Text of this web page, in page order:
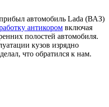
автомобиль Lada (ВАЗ)
антикором включая
полостей автомобиля.
кузов изрядно
что обратился к нам.